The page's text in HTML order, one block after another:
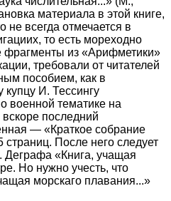
материала в этой книге,
всегда отмечается в
то есть мореходно
фрагменты из «Арифметики»
требовали от читателей
пособием, как в
купцу И. Тессингу
военной тематике на
последний
— «Краткое собрание
После него следует
Деграфа «Книга, учащая
Но нужно учесть, что
морскаго плавания...»